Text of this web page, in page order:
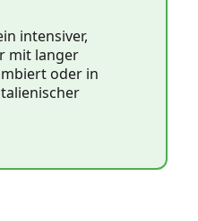
intensiver,
mit langer
oder in